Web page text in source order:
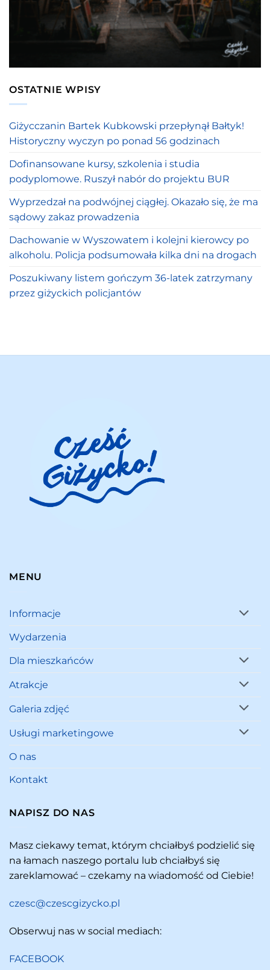
OSTATNIE WPISY
Giżycczanin Bartek Kubkowski przepłynął Bałtyk!
Historyczny wyczyn po ponad 56 godzinach
Dofinansowane kursy, szkolenia i studia
podyplomowe. Ruszył nabór do projektu BUR
Wyprzedzał na podwójnej ciągłej. Okazało się, że ma
sądowy zakaz prowadzenia
Dachowanie w Wyszowatem i kolejni kierowcy po
alkoholu. Policja podsumowała kilka dni na drogach
Poszukiwany listem gończym 36-latek zatrzymany
przez giżyckich policjantów
MENU
Informacje
Wydarzenia
Dla mieszkańców
Atrakcje
Galeria zdjęć
Usługi marketingowe
O nas
Kontakt
NAPISZ DO NAS
Masz ciekawy temat, którym chciałbyś podzielić się
na łamach naszego portalu lub chciałbyś się
zareklamować – czekamy na wiadomość od Ciebie!
czesc@czescgizycko.pl
Obserwuj nas w social mediach:
FACEBOOK